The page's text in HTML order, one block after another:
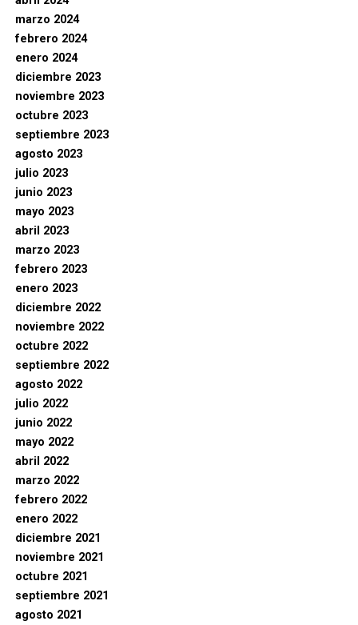
marzo 2024
febrero 2024
enero 2024
diciembre 2023
noviembre 2023
octubre 2023
septiembre 2023
agosto 2023
julio 2023
junio 2023
mayo 2023
abril 2023
marzo 2023
febrero 2023
enero 2023
diciembre 2022
noviembre 2022
octubre 2022
septiembre 2022
agosto 2022
julio 2022
junio 2022
mayo 2022
abril 2022
marzo 2022
febrero 2022
enero 2022
diciembre 2021
noviembre 2021
octubre 2021
septiembre 2021
agosto 2021